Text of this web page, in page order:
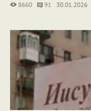
8660 91 30.01.2026